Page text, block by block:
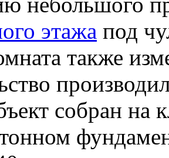
этажа под
также
собран на